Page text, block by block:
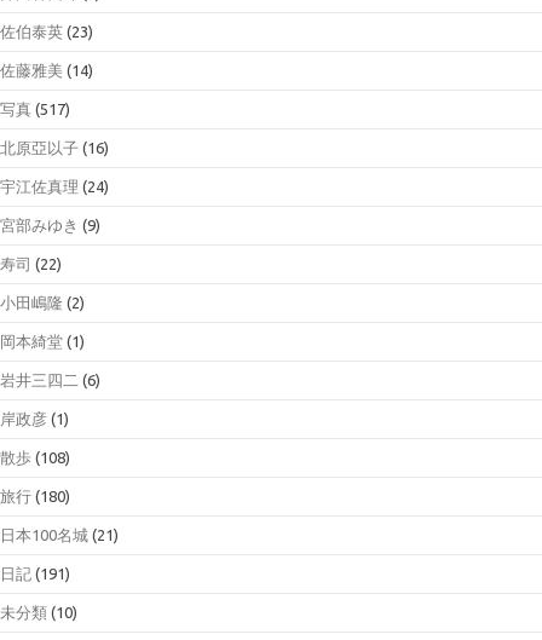
佐伯泰英 (23)
佐藤雅美 (14)
写真 (517)
北原亞以子 (16)
宇江佐真理 (24)
宮部みゆき (9)
寿司 (22)
小田嶋隆 (2)
岡本綺堂 (1)
岩井三四二 (6)
岸政彦 (1)
散歩 (108)
旅行 (180)
日本100名城 (21)
日記 (191)
未分類 (10)